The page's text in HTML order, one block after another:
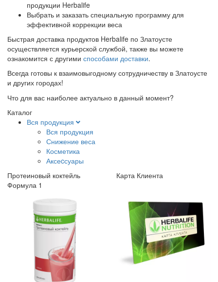
продукции Herbalife
Выбрать и заказать специальную программу для
эффективной коррекции веса
Быстрая доставка продуктов Herbalife по Златоусте
осуществляется курьерской службой, также вы можете
ознакомится с другими способами доставки.
Всегда готовы к взаимовыгодному сотрудничеству в Златоусте
и других городах!
Что для вас наиболее актуально в данный момент?
Каталог
Вся продукция
Вся продукция
Снижение веса
Косметика
Аксеcсуары
Протеиновый коктейль
Формула 1
Карта Клиента